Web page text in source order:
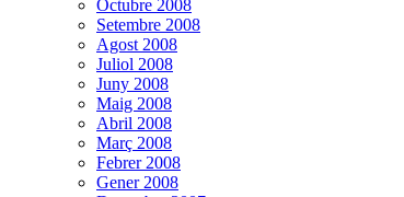
Octubre 2008
Setembre 2008
Agost 2008
Juliol 2008
Juny 2008
Maig 2008
Abril 2008
Març 2008
Febrer 2008
Gener 2008